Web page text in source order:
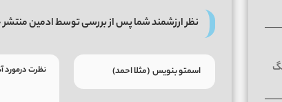
نظر ارزشمند شما پس از بررسی توسط ادمین